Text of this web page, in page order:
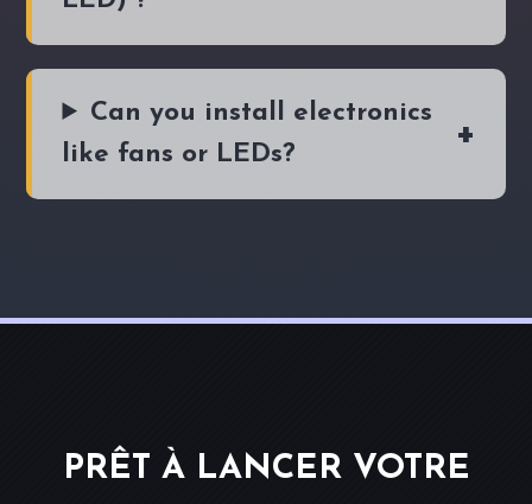
Can you install electronics
like fans or LEDs?
PRÊT À LANCER VOTRE